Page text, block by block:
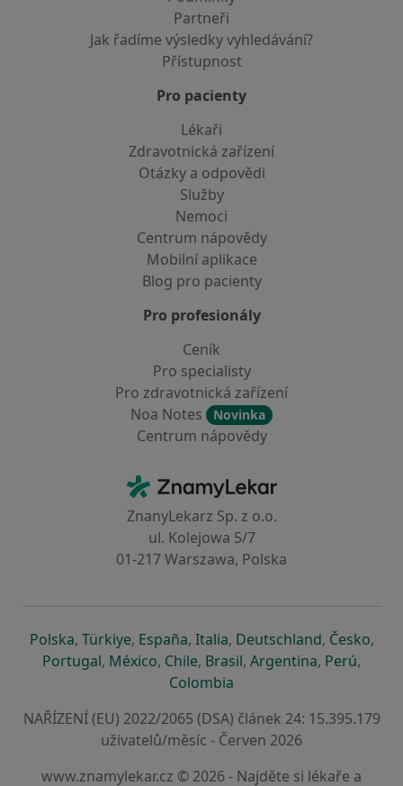
Partneři
Jak řadíme výsledky vyhledávání?
Přístupnost
Pro pacienty
Lékaři
Zdravotnická zařízení
Otázky a odpovědi
Služby
Nemoci
Centrum nápovědy
Mobilní aplikace
Blog pro pacienty
Pro profesionály
Ceník
Pro specialisty
Pro zdravotnická zařízení
Noa Notes
Novinka
Centrum nápovědy
ZnamyLekar - Hlavní stránka
ZnanyLekarz Sp. z o.o.
ul. Kolejowa 5/7
01-217 Warszawa, Polska
Polskase otevře v nové záložce
, Türkiyese otevře v nové záložce
, Españase otevře v nové záložce
, Italiase otevře v nové záložce
, Deutschlandse otevře v
, Českose
,
Portugalse otevře v nové záložce
, Méxicose otevře v nové záložce
, Chilese otevře v nové záložce
, Brasilse otevře v nové
, Argentinase otevře v
, Perúse
,
Colombia
NAŘÍZENÍ (EU) 2022/2065 (DSA) článek 24: 15.395.179
uživatelů/měsíc - Červen 2026
www.znamylekar.cz © 2026 - Najděte si lékaře a